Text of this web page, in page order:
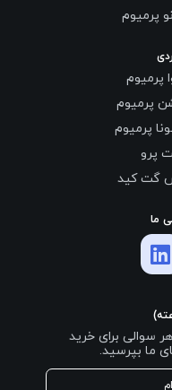
پرمیوم
پرمیوم
پرمیوم
پرمیوم
پرو
گت کید
ما
صورت 24 ساعته هر سوالی برای خرید
ما بپرسید.